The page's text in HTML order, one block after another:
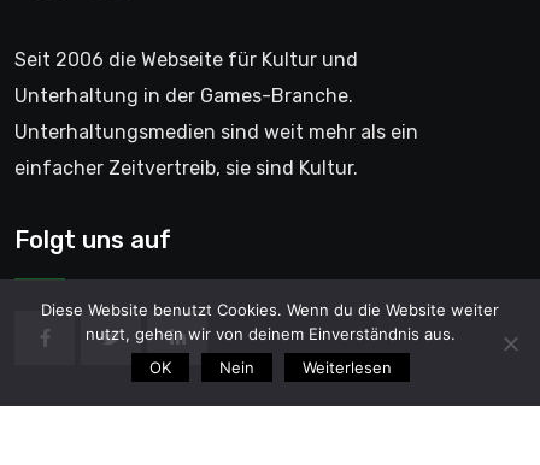
Seit 2006 die Webseite für Kultur und
Unterhaltung in der Games-Branche.
Unterhaltungsmedien sind weit mehr als ein
einfacher Zeitvertreib, sie sind Kultur.
Folgt uns auf
Diese Website benutzt Cookies. Wenn du die Website weiter
nutzt, gehen wir von deinem Einverständnis aus.
OK
Nein Weiterlesen